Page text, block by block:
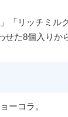
「リッチミル
た8個入りか
ーコラ。